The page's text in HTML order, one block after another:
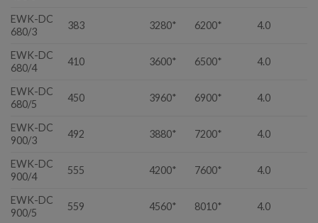
EWK-DC
680/3
383 3280* 6200* 4.0
EWK-DC
680/4
410 3600* 6500* 4.0
EWK-DC
680/5
450 3960* 6900* 4.0
EWK-DC
900/3
492 3880* 7200* 4.0
EWK-DC
900/4
555 4200* 7600* 4.0
EWK-DC
900/5
559 4560* 8010* 4.0